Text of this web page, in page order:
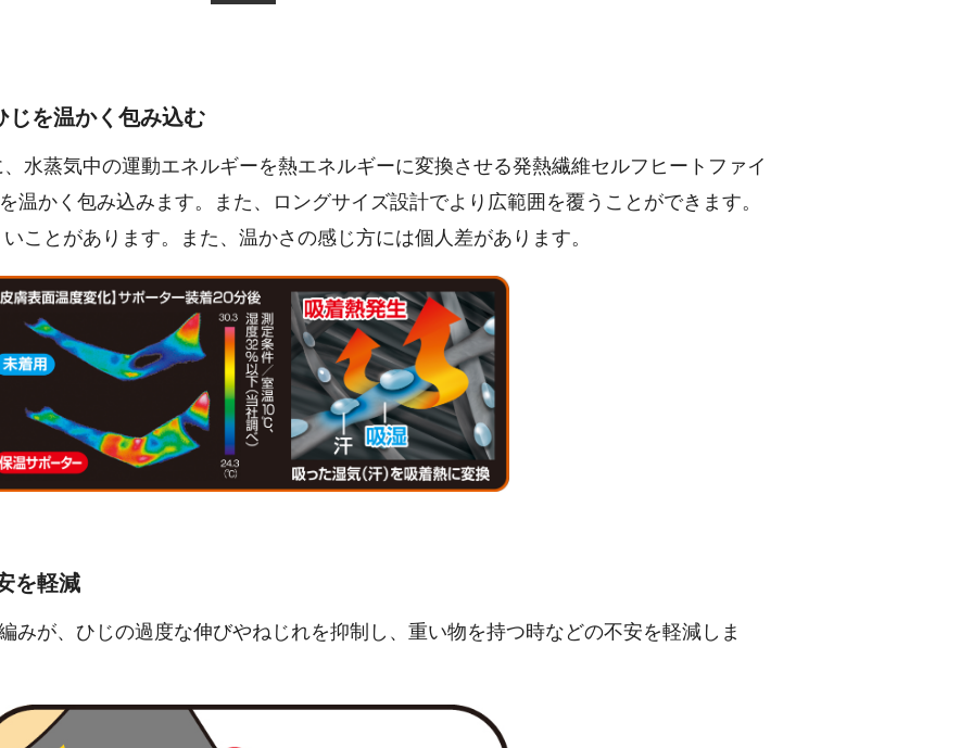
を温かく包み込む
水蒸気中の運動エネルギーを熱エネルギーに変換させる発熱繊維セルフヒートファイ
温かく包み込みます。また、ロングサイズ設計でより広範囲を覆うことができます。
ことがあります。また、温かさの感じ方には個人差があります。
を軽減
みが、ひじの過度な伸びやねじれを抑制し、重い物を持つ時などの不安を軽減しま